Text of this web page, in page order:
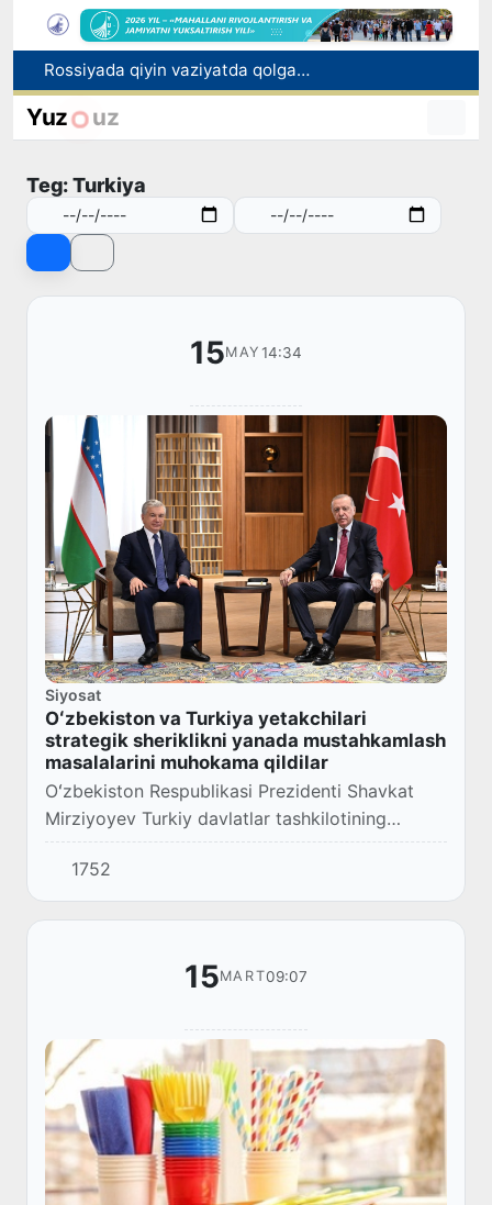
Rossiyada qiyin vaziyatda qolgan yuzlab o‘zbekistonliklar ortga qaytarildi
2030 yilgacha xavfli chiqindilarni qayta ishlash darajasi 20 foizga yetkaziladi
Oʻzbekistonda Barqaror rivojlanish maqsadlari oyligiga start berildi
Yuz uz
Teg: Turkiya
15MAY 14:34
Siyosat
Oʻzbekiston va Turkiya yetakchilari
strategik sheriklikni yanada mustahkamlash
masalalarini muhokama qildilar
Oʻzbekiston Respublikasi Prezidenti Shavkat
Mirziyoyev Turkiy davlatlar tashkilotining
norasmiy sammiti doirasida Turkiya
Respublikasi Prezidenti Rejep Tayyip Erdogʻan
bilan uchras...
1752
15MART09:07